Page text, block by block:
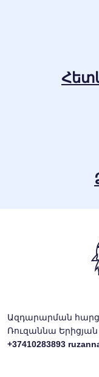
Ազդարարման
Ռուզաննա
+37410283893